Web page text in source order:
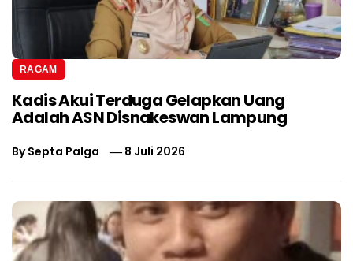
RAGAM
Kadis Akui Terduga Gelapkan Uang
Adalah ASN Disnakeswan Lampung
BySepta Palga 8 Juli 2026